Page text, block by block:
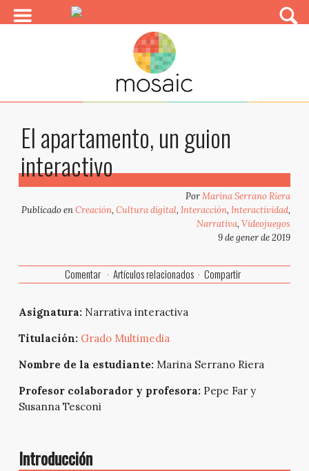
El apartamento, un guion
interactivo
PorMarina Serrano Riera
Publicado enCreación,Cultura digital,Interacción,Interactividad,
Narrativa,Videojuegos
9 de gener de 2019
Comentar Artículos relacionados Compartir
Asignatura: Narrativa interactiva
Titulación: Grado Multimedia
Nombre de la estudiante: Marina Serrano Riera
Profesor colaborador y profesora: Pepe Far y
Susanna Tesconi
Introducción